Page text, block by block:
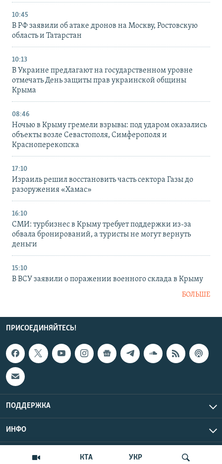
КТА УКР
10:45
В РФ заявили об атаке дронов на Москву, Ростовскую
область и Татарстан
10:13
В Украине предлагают на государственном уровне
отмечать День защиты прав украинской общины
Крыма
08:46
Ночью в Крыму гремели взрывы: под ударом оказались
объекты возле Севастополя, Симферополя и
Красноперекопска
17:10
Израиль решил восстановить часть сектора Газы до
разоружения «Хамас»
16:10
СМИ: турбизнес в Крыму требует поддержки из-за
обвала бронирований, а туристы не могут вернуть
деньги
15:10
В ВСУ заявили о поражении военного склада в Крыму
БОЛЬШЕ
ПРИСОЕДИНЯЙТЕСЬ!
ПОДДЕРЖКА
ИНФО
Copyright Крым.Реалии, 2026 | Все права защищены.
UTC+3